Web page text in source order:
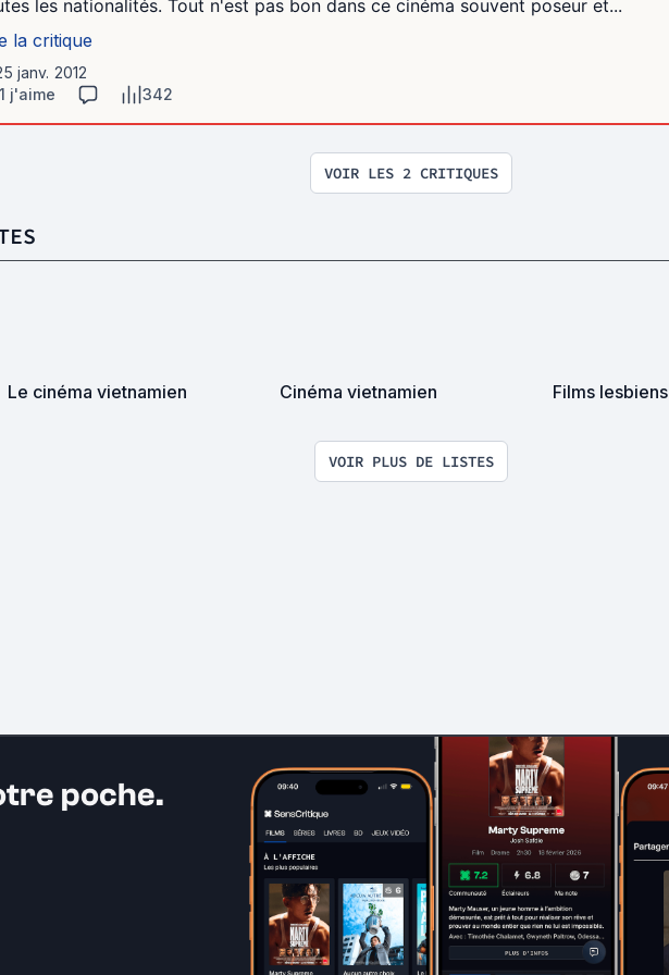
les nationalités. Tout n'est pas bon dans ce cinéma souvent poseur et...
la critique
janv. 2012
1 j'aime
342
VOIR LES 2 CRITIQUES
Le cinéma vietnamien Cinéma vietnamien Films lesbiens
VOIR PLUS DE LISTES
poche.